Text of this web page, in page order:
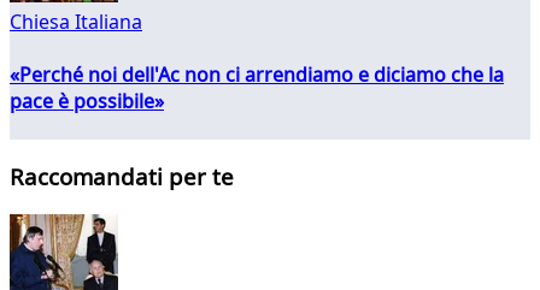
Chiesa Italiana
«Perché noi dell'Ac non ci arrendiamo e diciamo che la
pace è possibile»
Raccomandati per te